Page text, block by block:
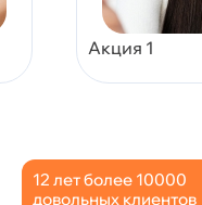
Акция 1
12 лет более 10000
довольных клиентов